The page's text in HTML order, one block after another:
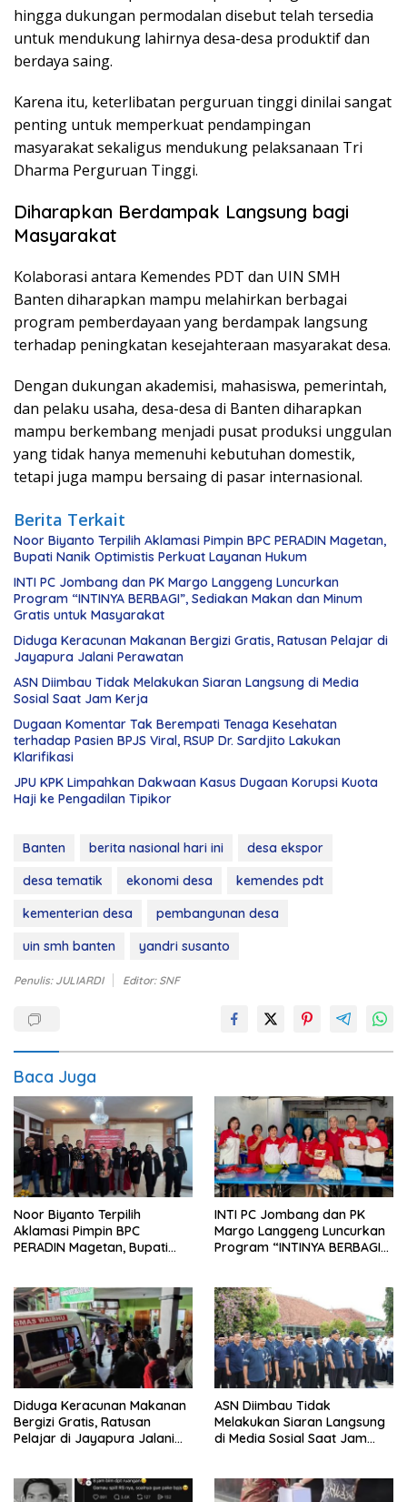
hingga dukungan permodalan disebut telah tersedia
untuk mendukung lahirnya desa-desa produktif dan
berdaya saing.
Karena itu, keterlibatan perguruan tinggi dinilai sangat
penting untuk memperkuat pendampingan
masyarakat sekaligus mendukung pelaksanaan Tri
Dharma Perguruan Tinggi.
Diharapkan Berdampak Langsung bagi
Masyarakat
Kolaborasi antara Kemendes PDT dan UIN SMH
Banten diharapkan mampu melahirkan berbagai
program pemberdayaan yang berdampak langsung
terhadap peningkatan kesejahteraan masyarakat desa.
Dengan dukungan akademisi, mahasiswa, pemerintah,
dan pelaku usaha, desa-desa di Banten diharapkan
mampu berkembang menjadi pusat produksi unggulan
yang tidak hanya memenuhi kebutuhan domestik,
tetapi juga mampu bersaing di pasar internasional.
Berita Terkait
Noor Biyanto Terpilih Aklamasi Pimpin BPC PERADIN Magetan,
Bupati Nanik Optimistis Perkuat Layanan Hukum
INTI PC Jombang dan PK Margo Langgeng Luncurkan
Program “INTINYA BERBAGI”, Sediakan Makan dan Minum
Gratis untuk Masyarakat
Diduga Keracunan Makanan Bergizi Gratis, Ratusan Pelajar di
Jayapura Jalani Perawatan
ASN Diimbau Tidak Melakukan Siaran Langsung di Media
Sosial Saat Jam Kerja
Dugaan Komentar Tak Berempati Tenaga Kesehatan
terhadap Pasien BPJS Viral, RSUP Dr. Sardjito Lakukan
Klarifikasi
JPU KPK Limpahkan Dakwaan Kasus Dugaan Korupsi Kuota
Haji ke Pengadilan Tipikor
Banten berita nasional hari ini
desa ekspor
desa tematik
ekonomi desa
kemendes pdt
kementerian desa
pembangunan desa
uin smh banten
yandri susanto
Penulis: JULIARDI Editor: SNF
Baca Juga
Noor Biyanto Terpilih
Aklamasi Pimpin BPC
PERADIN Magetan, Bupati
INTI PC Jombang dan PK
Margo Langgeng Luncurkan
Program “INTINYA BERBAGI”,
Diduga Keracunan Makanan
Bergizi Gratis, Ratusan
Pelajar di Jayapura Jalani
ASN Diimbau Tidak
Melakukan Siaran Langsung
di Media Sosial Saat Jam